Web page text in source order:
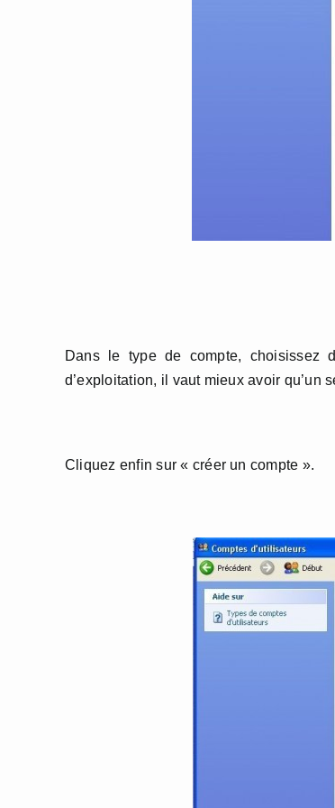
Dans le type de compte, choisissez
d’exploitation, il vaut mieux avoir qu’un
Cliquez enfin sur « créer un compte ».